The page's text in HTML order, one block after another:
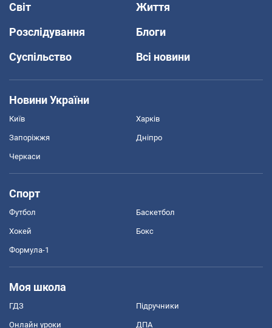
Світ
Життя
Розслідування
Блоги
Суспільство
Всі новини
Новини України
Київ Харків
Запоріжжя Дніпро
Черкаси
Спорт
Футбол Баскетбол
Хокей Бокс
Формула-1
Моя школа
ГДЗ Підручники
Онлайн уроки ДПА